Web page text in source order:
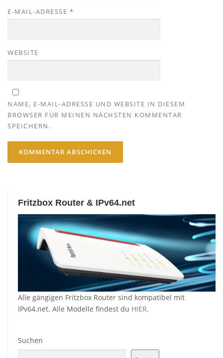
E-MAIL-ADRESSE *
WEBSITE
NAME, E-MAIL-ADRESSE UND WEBSITE IN DIESEM
BROWSER FÜR MEINEN NÄCHSTEN KOMMENTAR
SPEICHERN.
Fritzbox Router & IPv64.net
Alle gängigen Fritzbox Router sind kompatibel mit
IPv64.net. Alle Modelle findest du HIER.
Suchen